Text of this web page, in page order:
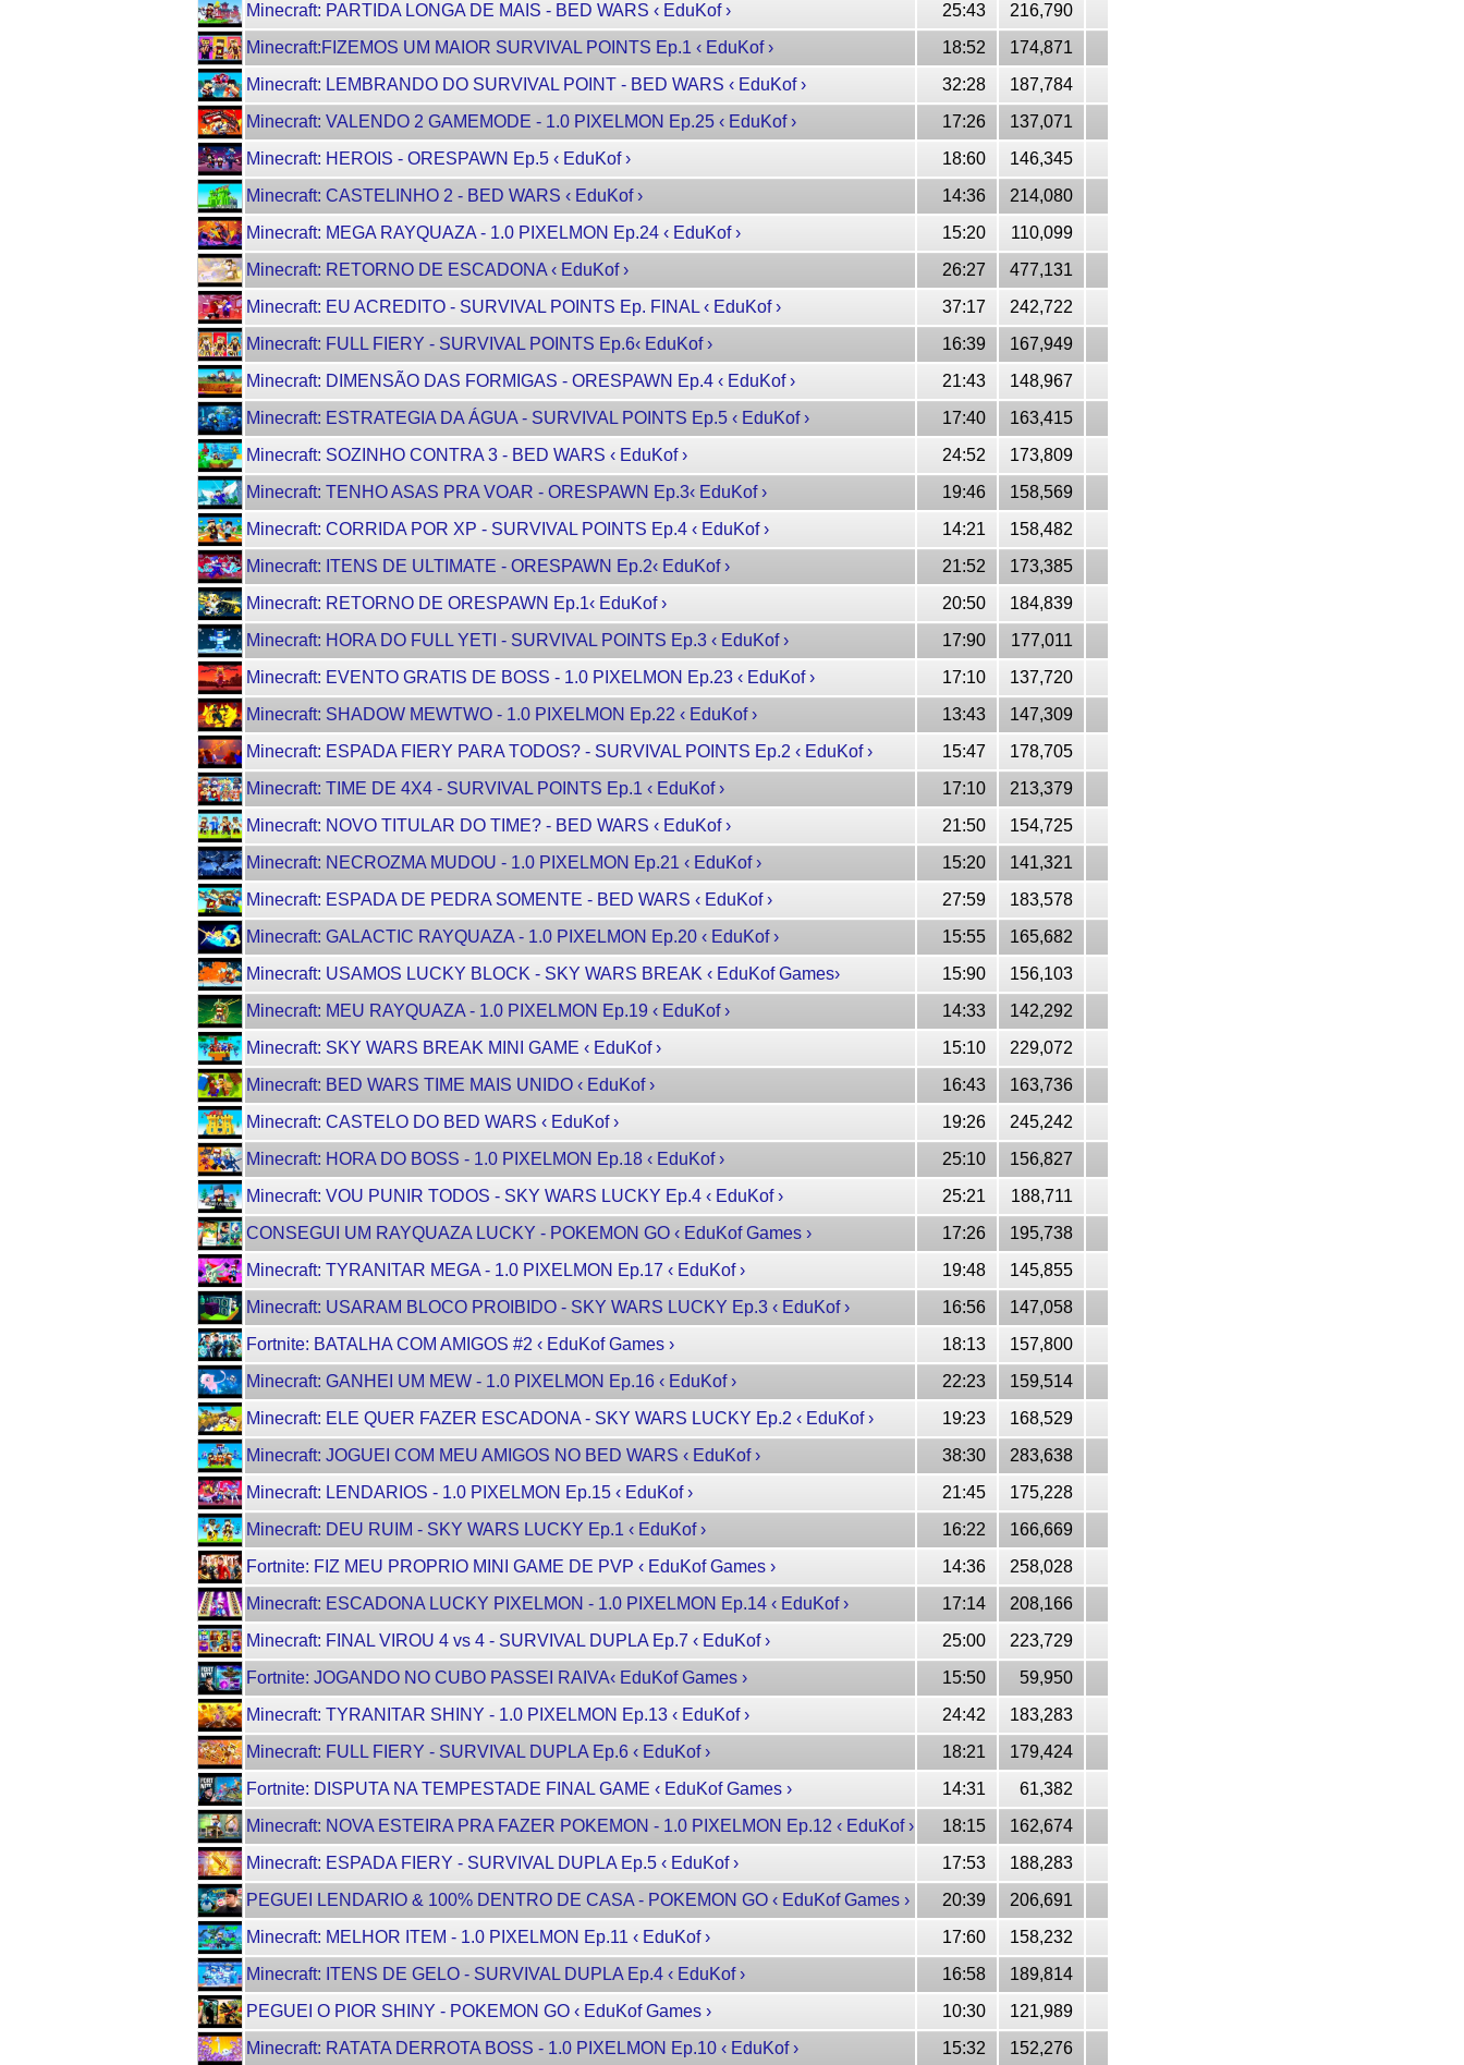
Minecraft: PARTIDA LONGA DE MAIS - BED WARS ‹ EduKof ›
25:43
216,790
Minecraft:FIZEMOS UM MAIOR SURVIVAL POINTS Ep.1 ‹ EduKof ›
18:52
174,871
Minecraft: LEMBRANDO DO SURVIVAL POINT - BED WARS ‹ EduKof ›
32:28
187,784
Minecraft: VALENDO 2 GAMEMODE - 1.0 PIXELMON Ep.25 ‹ EduKof ›
17:26
137,071
Minecraft: HEROIS - ORESPAWN Ep.5 ‹ EduKof ›
18:60
146,345
Minecraft: CASTELINHO 2 - BED WARS ‹ EduKof ›
14:36
214,080
Minecraft: MEGA RAYQUAZA - 1.0 PIXELMON Ep.24 ‹ EduKof ›
15:20
110,099
Minecraft: RETORNO DE ESCADONA ‹ EduKof ›
26:27
477,131
Minecraft: EU ACREDITO - SURVIVAL POINTS Ep. FINAL ‹ EduKof ›
37:17
242,722
Minecraft: FULL FIERY - SURVIVAL POINTS Ep.6‹ EduKof ›
16:39
167,949
Minecraft: DIMENSÃO DAS FORMIGAS - ORESPAWN Ep.4 ‹ EduKof ›
21:43
148,967
Minecraft: ESTRATEGIA DA ÁGUA - SURVIVAL POINTS Ep.5 ‹ EduKof ›
17:40
163,415
Minecraft: SOZINHO CONTRA 3 - BED WARS ‹ EduKof ›
24:52
173,809
Minecraft: TENHO ASAS PRA VOAR - ORESPAWN Ep.3‹ EduKof ›
19:46
158,569
Minecraft: CORRIDA POR XP - SURVIVAL POINTS Ep.4 ‹ EduKof ›
14:21
158,482
Minecraft: ITENS DE ULTIMATE - ORESPAWN Ep.2‹ EduKof ›
21:52
173,385
Minecraft: RETORNO DE ORESPAWN Ep.1‹ EduKof ›
20:50
184,839
Minecraft: HORA DO FULL YETI - SURVIVAL POINTS Ep.3 ‹ EduKof ›
17:90
177,011
Minecraft: EVENTO GRATIS DE BOSS - 1.0 PIXELMON Ep.23 ‹ EduKof ›
17:10
137,720
Minecraft: SHADOW MEWTWO - 1.0 PIXELMON Ep.22 ‹ EduKof ›
13:43
147,309
Minecraft: ESPADA FIERY PARA TODOS? - SURVIVAL POINTS Ep.2 ‹ EduKof ›
15:47
178,705
Minecraft: TIME DE 4X4 - SURVIVAL POINTS Ep.1 ‹ EduKof ›
17:10
213,379
Minecraft: NOVO TITULAR DO TIME? - BED WARS ‹ EduKof ›
21:50
154,725
Minecraft: NECROZMA MUDOU - 1.0 PIXELMON Ep.21 ‹ EduKof ›
15:20
141,321
Minecraft: ESPADA DE PEDRA SOMENTE - BED WARS ‹ EduKof ›
27:59
183,578
Minecraft: GALACTIC RAYQUAZA - 1.0 PIXELMON Ep.20 ‹ EduKof ›
15:55
165,682
Minecraft: USAMOS LUCKY BLOCK - SKY WARS BREAK ‹ EduKof Games›
15:90
156,103
Minecraft: MEU RAYQUAZA - 1.0 PIXELMON Ep.19 ‹ EduKof ›
14:33
142,292
Minecraft: SKY WARS BREAK MINI GAME ‹ EduKof ›
15:10
229,072
Minecraft: BED WARS TIME MAIS UNIDO ‹ EduKof ›
16:43
163,736
Minecraft: CASTELO DO BED WARS ‹ EduKof ›
19:26
245,242
Minecraft: HORA DO BOSS - 1.0 PIXELMON Ep.18 ‹ EduKof ›
25:10
156,827
Minecraft: VOU PUNIR TODOS - SKY WARS LUCKY Ep.4 ‹ EduKof ›
25:21
188,711
CONSEGUI UM RAYQUAZA LUCKY - POKEMON GO ‹ EduKof Games ›
17:26
195,738
Minecraft: TYRANITAR MEGA - 1.0 PIXELMON Ep.17 ‹ EduKof ›
19:48
145,855
Minecraft: USARAM BLOCO PROIBIDO - SKY WARS LUCKY Ep.3 ‹ EduKof ›
16:56
147,058
Fortnite: BATALHA COM AMIGOS #2 ‹ EduKof Games ›
18:13
157,800
Minecraft: GANHEI UM MEW - 1.0 PIXELMON Ep.16 ‹ EduKof ›
22:23
159,514
Minecraft: ELE QUER FAZER ESCADONA - SKY WARS LUCKY Ep.2 ‹ EduKof ›
19:23
168,529
Minecraft: JOGUEI COM MEU AMIGOS NO BED WARS ‹ EduKof ›
38:30
283,638
Minecraft: LENDARIOS - 1.0 PIXELMON Ep.15 ‹ EduKof ›
21:45
175,228
Minecraft: DEU RUIM - SKY WARS LUCKY Ep.1 ‹ EduKof ›
16:22
166,669
Fortnite: FIZ MEU PROPRIO MINI GAME DE PVP ‹ EduKof Games ›
14:36
258,028
Minecraft: ESCADONA LUCKY PIXELMON - 1.0 PIXELMON Ep.14 ‹ EduKof ›
17:14
208,166
Minecraft: FINAL VIROU 4 vs 4 - SURVIVAL DUPLA Ep.7 ‹ EduKof ›
25:00
223,729
Fortnite: JOGANDO NO CUBO PASSEI RAIVA‹ EduKof Games ›
15:50
59,950
Minecraft: TYRANITAR SHINY - 1.0 PIXELMON Ep.13 ‹ EduKof ›
24:42
183,283
Minecraft: FULL FIERY - SURVIVAL DUPLA Ep.6 ‹ EduKof ›
18:21
179,424
Fortnite: DISPUTA NA TEMPESTADE FINAL GAME ‹ EduKof Games ›
14:31
61,382
Minecraft: NOVA ESTEIRA PRA FAZER POKEMON - 1.0 PIXELMON Ep.12 ‹ EduKof ›
18:15
162,674
Minecraft: ESPADA FIERY - SURVIVAL DUPLA Ep.5 ‹ EduKof ›
17:53
188,283
PEGUEI LENDARIO & 100% DENTRO DE CASA - POKEMON GO ‹ EduKof Games ›
20:39
206,691
Minecraft: MELHOR ITEM - 1.0 PIXELMON Ep.11 ‹ EduKof ›
17:60
158,232
Minecraft: ITENS DE GELO - SURVIVAL DUPLA Ep.4 ‹ EduKof ›
16:58
189,814
PEGUEI O PIOR SHINY - POKEMON GO ‹ EduKof Games ›
10:30
121,989
Minecraft: RATATA DERROTA BOSS - 1.0 PIXELMON Ep.10 ‹ EduKof ›
15:32 152,276